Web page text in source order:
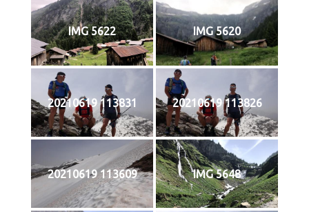
IMG 5622 IMG 5620
20210619 113831 20210619 113826
20210619 113609 IMG 5648